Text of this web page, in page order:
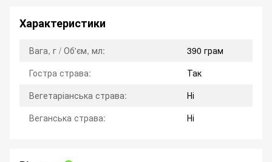
Характеристики
Вага, г / Об'єм, мл:
390 грам
Гостра страва:
Так
Вегетаріанська страва:
Ні
Веганська страва:
Ні